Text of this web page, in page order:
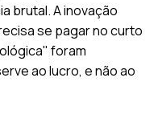
brutal. A inovação
se pagar no curto
foram
ao lucro, e não ao